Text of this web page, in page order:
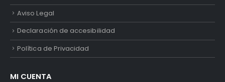
Aviso Legal
Declaración de accesibilidad
Política de Privacidad
MI CUENTA